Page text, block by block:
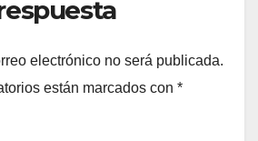
electrónico no será publicada.
están marcados con *